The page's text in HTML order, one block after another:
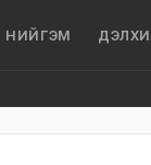
НИЙГЭМ